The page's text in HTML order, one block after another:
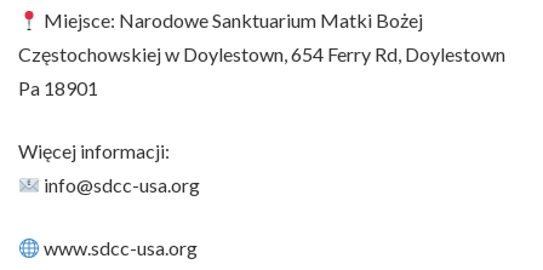
Miejsce: Narodowe Sanktuarium Matki Bożej
Częstochowskiej w Doylestown,654 Ferry Rd, Doylestown
Pa 18901
Więcej informacji:
info@sdcc-usa.org
www.sdcc-usa.org